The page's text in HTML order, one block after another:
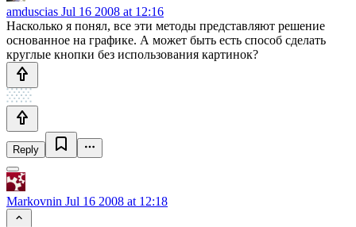
amduscias Jul 16 2008 at 12:16
Насколько я понял, все эти методы представляют решение
основанное на графике. А может быть есть способ сделать
круглые кнопки без использования картинок?
Reply
Markovnin Jul 16 2008 at 12:18